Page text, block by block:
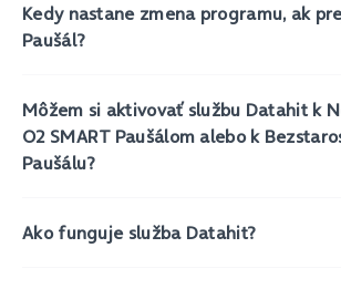
Kedy nastane zmena programu, ak
Paušál?
Môžem si aktivovať službu Datahit k
O2 SMART Paušálom alebo k
Paušálu?
Ako funguje služba Datahit?